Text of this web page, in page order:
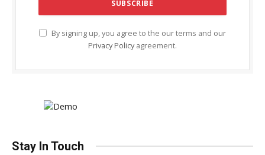
By signing up, you agree to the our terms and our
Privacy Policy agreement.
Stay In Touch